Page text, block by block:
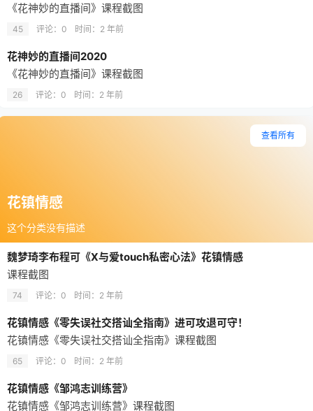
《花神妙的直播间》课程截图
45 评论：0 时间： 2 年前
花神妙的直播间2020
《花神妙的直播间》课程截图
26 评论：0 时间： 2 年前
花镇情感
这个分类没有描述
查看所有
魏梦琦李布程可《X与爱touch私密心法》花镇情感
课程截图
74 评论：0 时间： 2 年前
花镇情感《零失误社交搭讪全指南》进可攻退可守！
花镇情感《零失误社交搭讪全指南》课程截图
65 评论：0 时间： 2 年前
花镇情感《邹鸿志训练营》
花镇情感《邹鸿志训练营》课程截图